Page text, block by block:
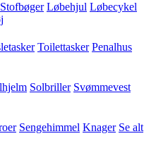
Stofbøger Løbehjul Løbecykel
Toilettasker Penalhus
Solbriller Svømmevest
Sengehimmel Knager Se alt